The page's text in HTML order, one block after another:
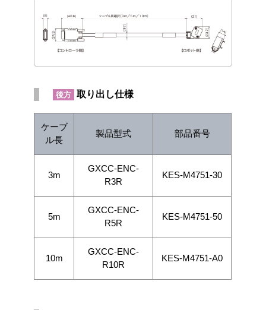
後方 取り出し仕様
ケーブ
ル長
製品型式 部品番号
3m
GXCC-ENC-
R3R
KES-M4751-30
5m
GXCC-ENC-
R5R
KES-M4751-50
10m
GXCC-ENC-
R10R
KES-M4751-A0